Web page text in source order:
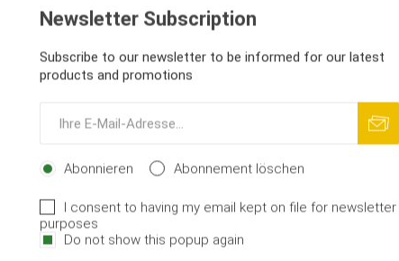
Mikbaits Feeder peletky
měkčené, Česnek
IN DEN
WARENKORB
Newsletter Subscription
Subscribe to our newsletter to be informed for our latest
products and promotions
Abonnieren Abonnement löschen
I consent to having my email kept on file for newsletter
purposes
Do not show this popup again